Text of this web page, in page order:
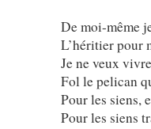
De moi-même
L’héritier pour
Je ne veux
Fol le pelican
Pour les siens,
Pour les siens